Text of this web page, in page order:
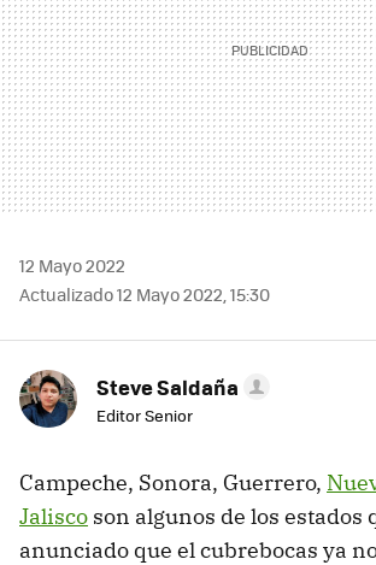
12 Mayo 2022
Actualizado 12 Mayo 2022, 15:30
Steve Saldaña
Editor Senior
Campeche, Sonora, Guerrero,
Jalisco son algunos de los estados
anunciado que el cubrebocas ya